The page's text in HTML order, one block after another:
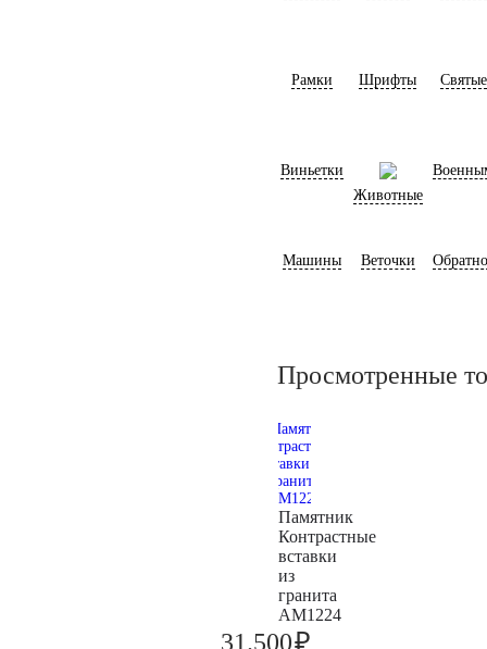
Рамки Шрифты Святые
Виньетки
Животные
Машины Веточки
Просмотренные
Памятник
Контрастные
вставки
из
гранита
AM1224
31.500₽